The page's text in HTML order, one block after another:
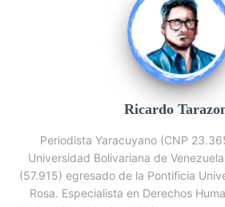
Ricardo
Periodista Yaracuyano (CNP
Universidad Bolivariana de
(57.915) egresado de la Pontificia
Rosa. Especialista en Derechos